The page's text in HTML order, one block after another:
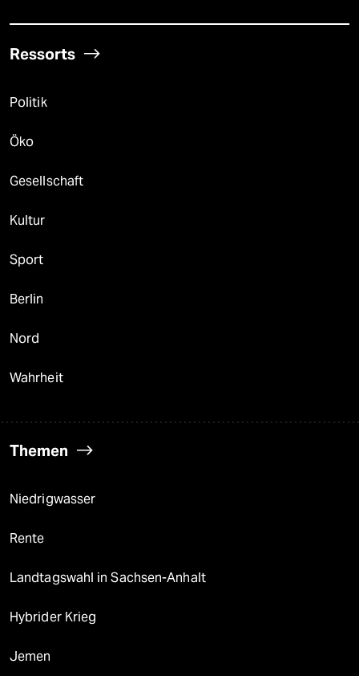
Ressorts
Politik
Öko
Gesellschaft
Kultur
Sport
Berlin
Nord
Wahrheit
Themen
Niedrigwasser
Rente
Landtagswahl in Sachsen-Anhalt
Hybrider Krieg
Jemen